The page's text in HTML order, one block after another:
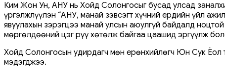
Ким Жон Ун, АНУ нь Хойд Солонгосыг бусад улсад
үргэлжлүүлэн “АНУ, манай зэвсэгт хүчний ердийн үйл
явуулахын зэрэгцээ манай улсын аюулгүй байдалд
мөргөлдөөний цэг рүү хөтөлж байгаа цаашид эргүүлж
Хойд Солонгосын удирдагч мөн ерөнхийлөгч Юн Сук Ёол
мэдэгджээ.